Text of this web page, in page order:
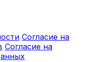
Согласие на
Согласие на